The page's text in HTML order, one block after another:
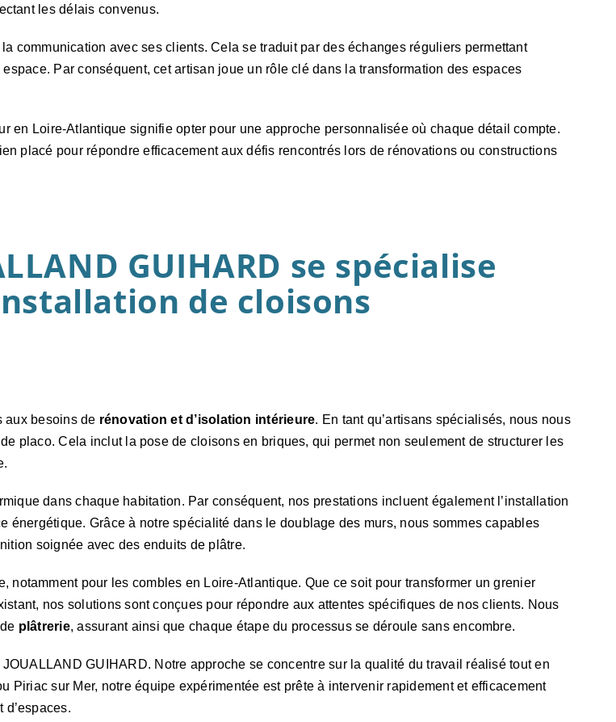
les délais convenus.
communication avec ses clients. Cela se traduit par des échanges réguliers permettant
Par conséquent, cet artisan joue un rôle clé dans la transformation des espaces
en Loire-Atlantique signifie opter pour une approche personnalisée où chaque détail compte.
placé pour répondre efficacement aux défis rencontrés lors de rénovations ou constructions
GUIHARD se spécialise
de cloisons
aux besoins de rénovation et d’isolation intérieure. En tant qu’artisans spécialisés, nous nous
placo. Cela inclut la pose de cloisons en briques, qui permet non seulement de structurer les
dans chaque habitation. Par conséquent, nos prestations incluent également l’installation
énergétique. Grâce à notre spécialité dans le doublage des murs, nous sommes capables
soignée avec des enduits de plâtre.
notamment pour les combles en Loire-Atlantique. Que ce soit pour transformer un grenier
nos solutions sont conçues pour répondre aux attentes spécifiques de nos clients. Nous
plâtrerie, assurant ainsi que chaque étape du processus se déroule sans encombre.
GUIHARD. Notre approche se concentre sur la qualité du travail réalisé tout en
sur Mer, notre équipe expérimentée est prête à intervenir rapidement et efficacement
d’espaces.